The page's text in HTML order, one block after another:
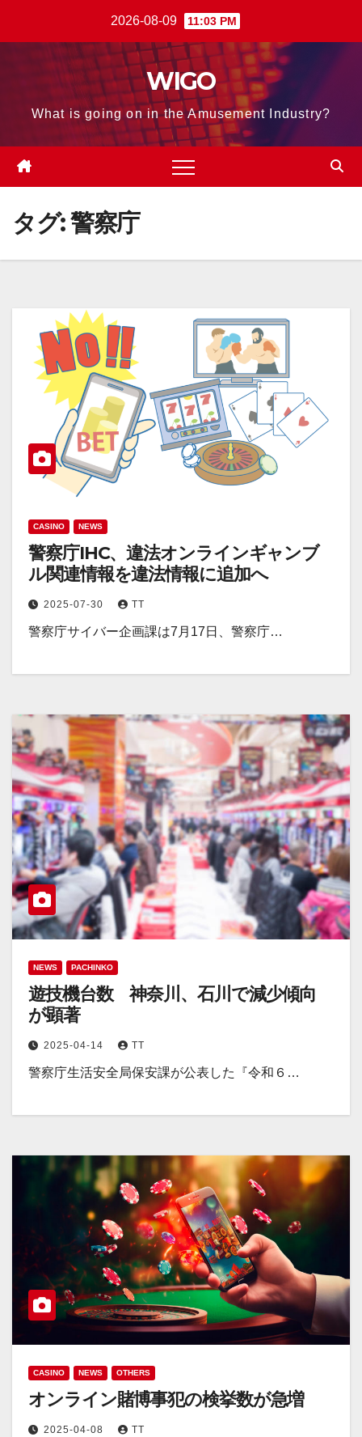
2026-08-09 11:03 PM
WIGO
What is going on in the Amusement Industry?
タグ:警察庁
CASINO NEWS
警察庁IHC、違法オンラインギャンブ
ル関連情報を違法情報に追加へ
2025-07-30 TT
警察庁サイバー企画課は7月17日、警察庁…
NEWS PACHINKO
遊技機台数 神奈川、石川で減少傾向
が顕著
2025-04-14 TT
警察庁生活安全局保安課が公表した『令和６…
CASINO NEWS OTHERS
オンライン賭博事犯の検挙数が急増
2025-04-08 TT